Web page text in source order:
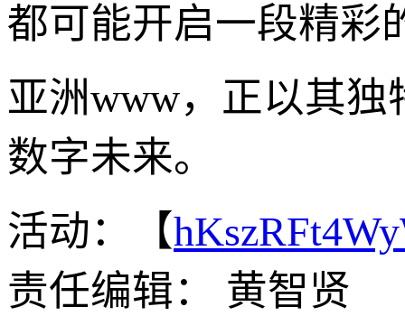
都可能开启一段精彩
亚洲www，正以其
数字未来。
活动：【
责任编辑： 黄智贤